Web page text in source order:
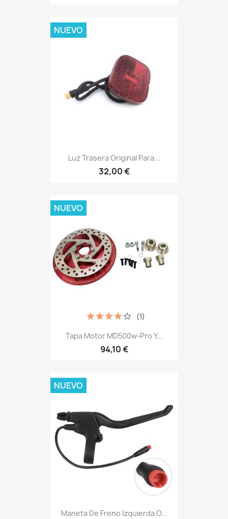
Luz Trasera Original Para...
32,00 €
NUEVO
Tapa Motor MD500w-Pro Y...
94,10 €
(1)
NUEVO
Maneta De Freno Izquierda O...
NUEVO